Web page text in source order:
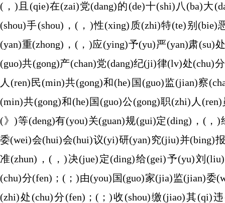
(，)且(qie)在(zai)党(dang)的(de)十(shi)八(ba)大
(shou)手(shou)，(，)性(xing)质(zhi)特(te)别
(yan)重(zhong)，(，)应(ying)予(yu)严(yan)肃
(guo)共(gong)产(chan)党(dang)纪(ji)律(lv)处(chu)
人(ren)民(min)共(gong)和(he)国(guo)监(jian)察
(min)共(gong)和(he)国(guo)公(gong)职(zhi)人
(》)等(deng)有(you)关(guan)规(gui)定(ding)，(，
委(wei)会(hui)会(hui)议(yi)研(yan)究(jiu)并(bing)
准(zhun)，(，)决(jue)定(ding)给(gei)予(yu)刘
(chu)分(fen)；(；)由(you)国(guo)家(jia)监(jian)委
(zhi)处(chu)分(fen)；(；)收(shou)缴(jiao)其(qi)